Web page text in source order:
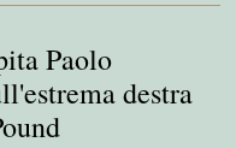
Paolo
destra